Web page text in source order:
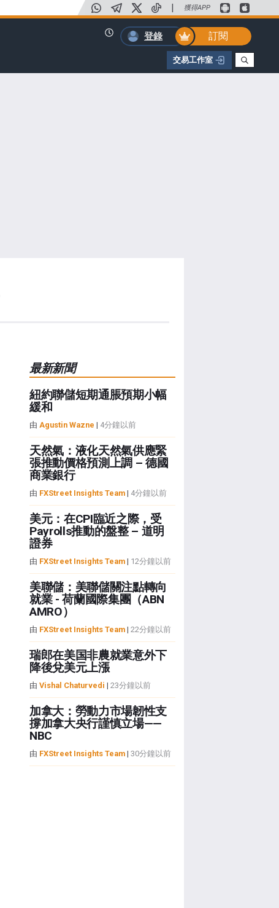
| 獲得APP
登錄
訂閱
交易工作室
最新新聞
紐約聯儲短期通脹預期小幅
緩和
由 Agustin Wazne | 4分鐘以前
天然氣：液化天然氣供應緊
張推動價格預測上調 – 德國
商業銀行
由 FXStreet Insights Team| 4分鐘以前
美元：在CPI臨近之際，受
Payrolls推動的盤整 – 道明
證券
由 FXStreet Insights Team| 12分鐘以前
美聯儲：美聯儲關注點轉向
就業 - 荷蘭國際集團（ABN
AMRO）
由 FXStreet Insights Team| 22分鐘以前
瑞郎在美国非農就業意外下
降後兌美元上漲
由 Vishal Chaturvedi | 23分鐘以前
加拿大：勞動力市場韌性支
撐加拿大央行謹慎立場——
NBC
由 FXStreet Insights Team| 30分鐘以前